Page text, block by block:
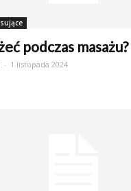
podczas masażu?
- 1 listopada 2024